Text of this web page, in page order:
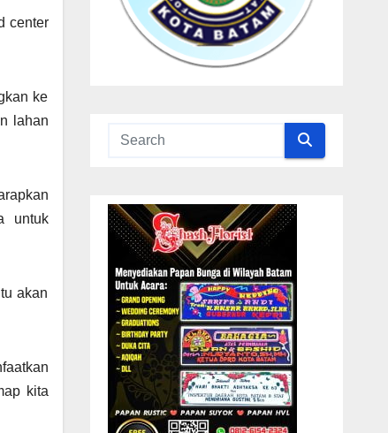
center
ke
lahan
untuk
akan
kita